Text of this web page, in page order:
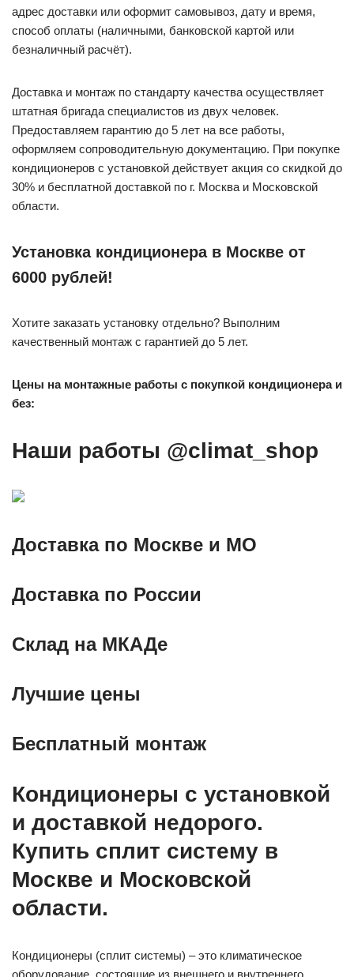
адрес доставки или оформит самовывоз, дату и время,
способ оплаты (наличными, банковской картой или
безналичный расчёт).
Доставка и монтаж по стандарту качества осуществляет
штатная бригада специалистов из двух человек.
Предоставляем гарантию до 5 лет на все работы,
оформляем сопроводительную документацию. При покупке
кондиционеров с установкой действует акция со скидкой до
30% и бесплатной доставкой по г. Москва и Московской
области.
Установка кондиционера в Москве от
6000 рублей!
Хотите заказать установку отдельно? Выполним
качественный монтаж с гарантией до 5 лет.
Цены на монтажные работы с покупкой кондиционера и
без:
Наши работы @climat_shop
Доставка по Москве и МО
Доставка по России
Склад на МКАДе
Лучшие цены
Бесплатный монтаж
Кондиционеры с установкой
и доставкой недорого.
Купить сплит систему в
Москве и Московской
области.
Кондиционеры (сплит системы) – это климатическое
оборудование, состоящие из внешнего и внутреннего